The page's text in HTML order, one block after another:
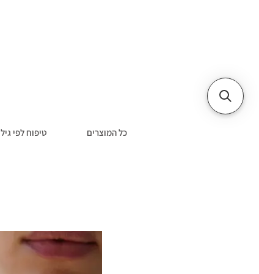
כל המוצרים טיפוח לפי גיל